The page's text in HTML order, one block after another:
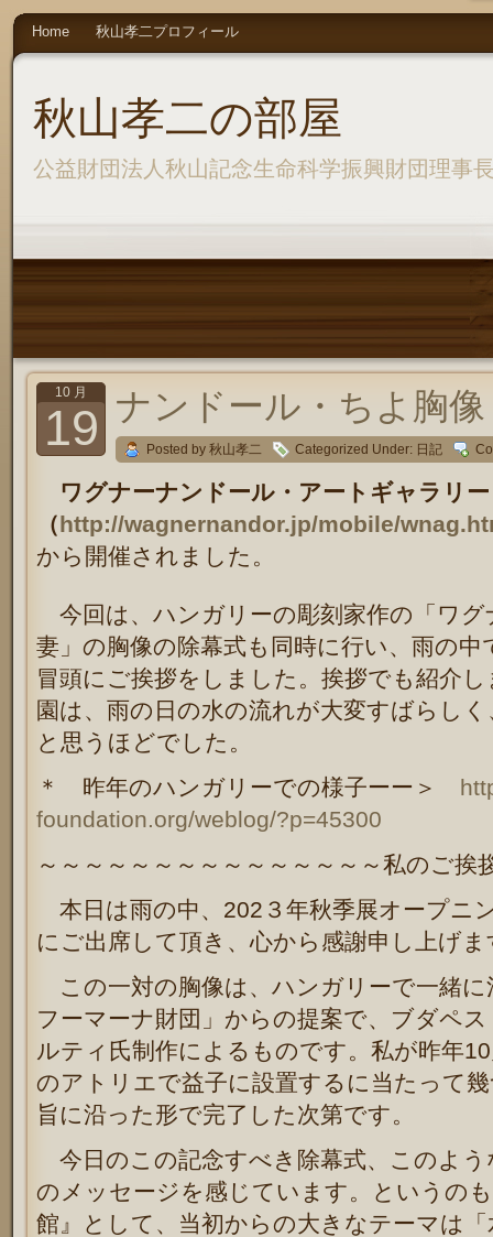
秋山孝二の部屋
公益財団法人秋山記念生命科学振興財団理事
Home 秋山孝二プロフィール
10 月
19 ナンドール・ちよ胸
Posted by 秋山孝二 Categorized Under: 日記
ワグナーナンドール・アートギャラリー
（http://wagnernandor.jp/mobile/
から開催されました。
今回は、ハンガリーの彫刻家作の「ワグ
妻」の胸像の除幕式も同時に行い、雨の
冒頭にご挨拶をしました。挨拶でも紹介
園は、雨の日の水の流れが大変すばらし
と思うほどでした。
＊ 昨年のハンガリーでの様子ーー＞
foundation.org/weblog/?p=45300
～～～～～～～～～～～～～～～私のご挨
本日は雨の中、 202 ３年秋季展オープニ
にご出席して頂き、心から感謝申し上げま
この一対の胸像は、ハンガリーで一緒
フーマーナ財団」からの提案で、ブダペ
ルティ氏制作によるものです。私が昨年10
のアトリエで益子に設置するに当たって
旨に沿った形で完了した次第です。
今日のこの記念すべき除幕式、このよ
のメッセージを感じています。というの
館』として、当初からの大きなテーマは